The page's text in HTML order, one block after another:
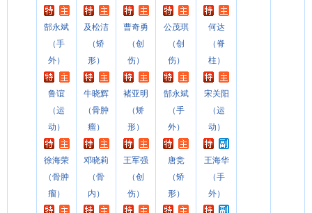
郜永斌
（手
外）
鲁谊
（运
动）
徐海荣
（骨肿
瘤）
及松洁
（矫
形）
牛晓辉
（骨肿
瘤）
邓晓莉
（骨
内）
曹奇勇
（创
伤）
褚亚明
（矫
形）
王军强
（创
伤）
公茂琪
（创
伤）
郜永斌
（手
外）
唐竞
（矫
形）
何达
（脊
柱）
宋关阳
（运
动）
王海华
（手
外）